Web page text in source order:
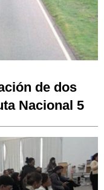
de dos
Nacional 5